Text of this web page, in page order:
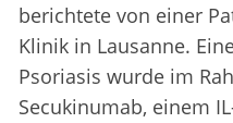
berichtete von einer
Klinik in Lausanne.
Psoriasis wurde im
Secukinumab, einem